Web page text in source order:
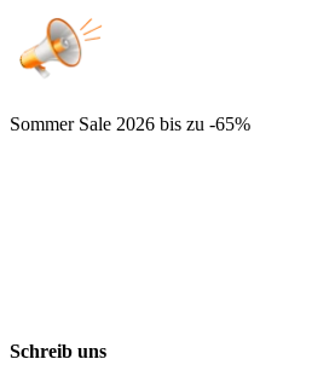
Sommer Sale 2026 bis zu -65%
Schreib uns